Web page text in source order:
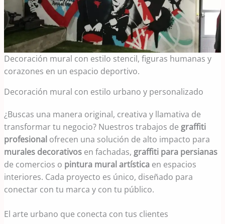
Decoración mural con estilo stencil, figuras humanas y
corazones en un espacio deportivo.
Decoración mural con estilo urbano y personalizado
¿Buscas una manera original, creativa y llamativa de
transformar tu negocio? Nuestros trabajos de graffiti
profesional ofrecen una solución de alto impacto para
murales decorativos en fachadas, graffiti para persianas
de comercios o pintura mural artística en espacios
interiores. Cada proyecto es único, diseñado para
conectar con tu marca y con tu público.
El arte urbano que conecta con tus clientes